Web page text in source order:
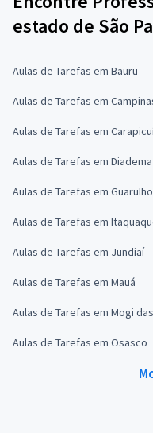
estado de São
Aulas de Tarefas em Bauru
Aulas de Tarefas em
Aulas de Tarefas em
Aulas de Tarefas em Diadema
Aulas de Tarefas em
Aulas de Tarefas em
Aulas de Tarefas em Jundiaí
Aulas de Tarefas em Mauá
Aulas de Tarefas em Mogi
Aulas de Tarefas em Osasco